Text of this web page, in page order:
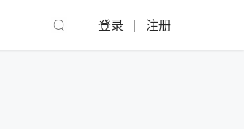
登录 注册